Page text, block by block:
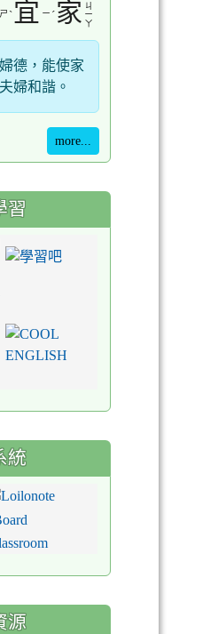
ㄕ ˋ 宜 ㄧ ˊ 家 ㄐ
ㄧ
ㄚ
德，能使家
婦和諧。
more...
習
統
源